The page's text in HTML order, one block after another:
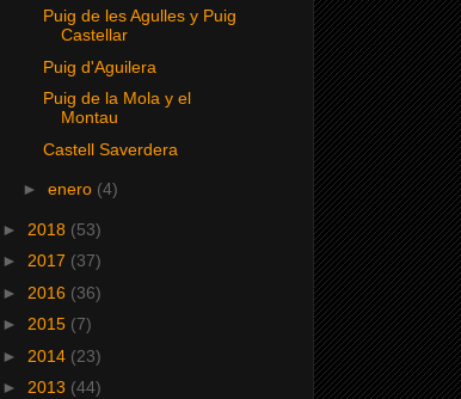
Puig de les Agulles y Puig
Castellar
Puig d'Aguilera
Puig de la Mola y el
Montau
Castell Saverdera
► enero (4)
► 2018 (53)
► 2017 (37)
► 2016 (36)
► 2015 (7)
► 2014 (23)
► 2013 (44)